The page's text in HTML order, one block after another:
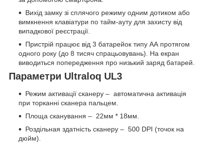
Вихід замку зі сплячого режиму одним дотиком або
вимкнення клавіатури по тайм-ауту для захисту від
випадкової реєстрації.
Пристрій працює від 3 батарейок типу АА протягом
одного року (до 8 тисяч спрацьовувань). На екран
виводиться попередження про низький заряд батарей.
Параметри Ultraloq UL3
Режим активації сканеру – автоматична активація
при торканні сканера пальцем.
Площа сканування – 22мм * 18мм.
Роздільная здатність сканеру – 500 DPI (точок на
дюйм).